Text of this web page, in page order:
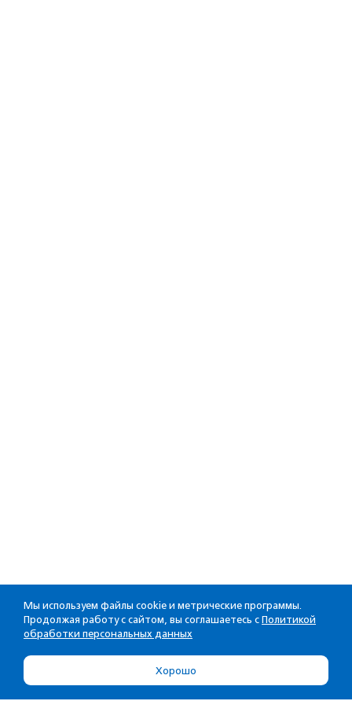
Мы используем файлы cookie и метрические программы.
Продолжая работу с сайтом, вы соглашаетесь с Политикой
обработки персональных данных
Хорошо